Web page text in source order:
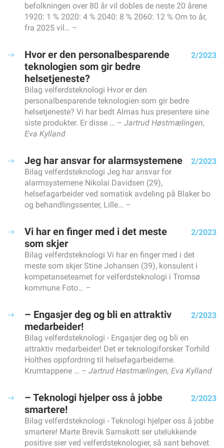
I denne regionen har de fagdager for veiledere
Vinnerne av årets NM kommer fra Byremo vgs i Agder
Å møte mennesker som har det vanskelig
Å snakke om selvmordstanker kan redde liv
Hva skal jeg finne på i dag?
Utfordringer med boliger i nesten 9 av 10 kommuner
Bedre munnhelse med digitalt verktøy
Nå endres forståelsen av hva som er «arbeidsulykke»
Store smil i Alta – men antall heltidsutlysinger faller
Arbeidstøy er også sko og yttertøy
Slik veies sensorbruk opp mot personvernet
Nyheter fra Hjelpemiddelmessa
Fasilitator, en rolle som bidrar til faglig kompetanseheving
Realistisk trening – uten risiko for pasientene
YTRINGER
Veien til flere helsefagarbeidere starter i videregående skole
Spesialiserte fosterhjem: Når hjemmet også er en
arbeidsplass
Så … hva nå? Skal kommunen kjøpe inn sko til oss?
Langvakter krever ansvar – ikke bare ønsker
Tre spørsmål om attest
PÅ HJERTET
- De nyansatte burde ha fått heltid med én gang
HELSEFAGARBEIDERFORBUNDET
Undersøkelse avdekker ulikheter i fagprøven
Depositumsgaranti for deg som skal leie bolig
Samarbeid med Diakonova
Nettverksamling i region SørØst
Verveturne i Møre og Romsdal
befolkningen over 80 år vil dobles de neste 20 årene
1920: 1 % 2020: 4 % 2040: 8 % 2060: 12 % Om to år,
fra 2025 vil…
Hvor er den personalbesparende
teknologien som gir bedre
helsetjeneste?
2/2023
Bilag velferdsteknologi Hvor er den
personalbesparende teknologien som gir bedre
helsetjeneste? Vi har bedt Almas hus presentere sine
siste produkter. Er disse …
Jartrud Høstmælingen,
Eva Kylland
Jeg har ansvar for alarmsystemene
2/2023
Bilag velferdsteknologi Jeg har ansvar for
alarmsystemene Nikolai Davidsen (29),
helsefagarbeider ved somatisk avdeling på Blaker bo
og behandlingssenter, Lille…
Vi har en finger med i det meste
som skjer
2/2023
Bilag velferdsteknologi Vi har en finger med i det
meste som skjer Stine Johansen (39), konsulent i
kompetanseteamet for velferdsteknologi i Tromsø
kommune Foto…
– Engasjer deg og bli en attraktiv
medarbeider!
2/2023
Bilag velferdsteknologi - Engasjer deg og bli en
attraktiv medarbeider! Det er teknologiforsker Torhild
Holthes oppfordring til helsefagarbeiderne.
Krumtappene …
Jartrud Høstmælingen, Eva Kylland
– Teknologi hjelper oss å jobbe
smartere!
2/2023
Bilag velferdsteknologi - Teknologi hjelper oss å jobbe
smartere! Marte Brevik Samskott ser utelukkende
positive sier ved velferdsteknologier, så sant behovet